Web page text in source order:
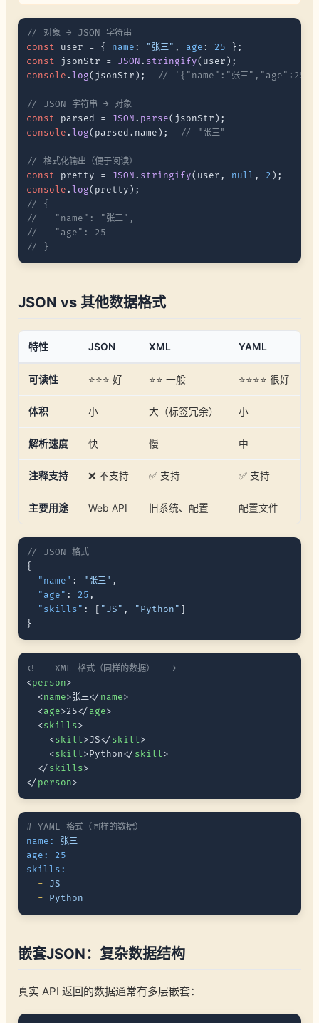
// 对象 → JSON 字符串
const user = { name : "张三" , age : 25
const jsonStr = JSON . stringify
console . log(jsonStr); // '{"name":"张三","age":25}'
// JSON 字符串 → 对象
const parsed = JSON . parse
console . log(parsed. name ); // "张三"
// 格式化输出（便于阅读）
const pretty = JSON . stringify(user, null , 2
console . log
// {
//   "name": "张三",
//   "age": 25
// }
JSON vs 其他数据格式
特性 JSON XML YAML
可读性 ⭐⭐⭐ 好 ⭐⭐ 一般 ⭐⭐⭐⭐ 很好
体积 小 大（标签冗余） 小
解析速度 快 慢 中
注释支持 ❌ 不支持 ✅ 支持 ✅ 支持
主要用途 Web API 旧系统、配置 配置文件
// JSON 格式
{
"name" : "张三" ,
"age" : 25 ,
"skills" : "JS" , "Python"
}
<!-- XML 格式（同样的数据） -->
<person>
<name>张三</ name>
<age>25</ age>
<skills>
<skill>JS</ skill>
<skill>Python</ skill>
</ skills>
</ person>
# YAML 格式（同样的数据）
name:
张三
age:
25
skills:
-
JS
-
Python
嵌套JSON：复杂数据结构
真实 API 返回的数据通常有多层嵌套：